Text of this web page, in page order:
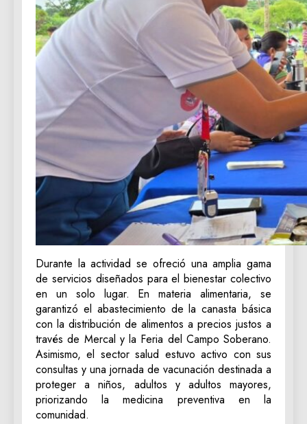
Durante la actividad se ofreció una amplia gama
de servicios diseñados para el bienestar colectivo
en un solo lugar. En materia alimentaria, se
garantizó el abastecimiento de la canasta básica
con la distribución de alimentos a precios justos a
través de Mercal y la Feria del Campo Soberano.
Asimismo, el sector salud estuvo activo con sus
consultas y una jornada de vacunación destinada a
proteger a niños, adultos y adultos mayores,
priorizando la medicina preventiva en la
comunidad.